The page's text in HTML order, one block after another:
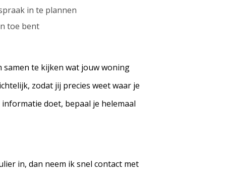
in te plannen
toe bent
samen te kijken wat jouw woning
zodat jij precies weet waar je
doet, bepaal je helemaal
in, dan neem ik snel contact met